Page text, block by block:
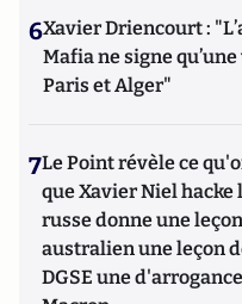
6Xavier Driencourt :
Mafia ne signe
Paris et Alger"
7Le Point révèle ce
que Xavier Niel hacke
russe donne une
australien une leçon
DGSE une